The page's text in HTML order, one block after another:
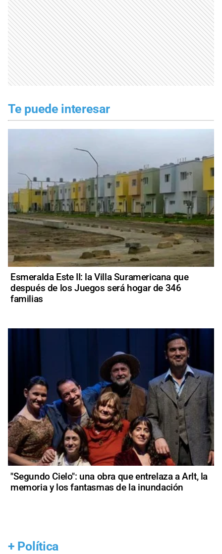
Te puede interesar
Esmeralda Este II: la Villa Suramericana que
después de los Juegos será hogar de 346
familias
"Segundo Cielo": una obra que entrelaza a Arlt, la
memoria y los fantasmas de la inundación
+ Política